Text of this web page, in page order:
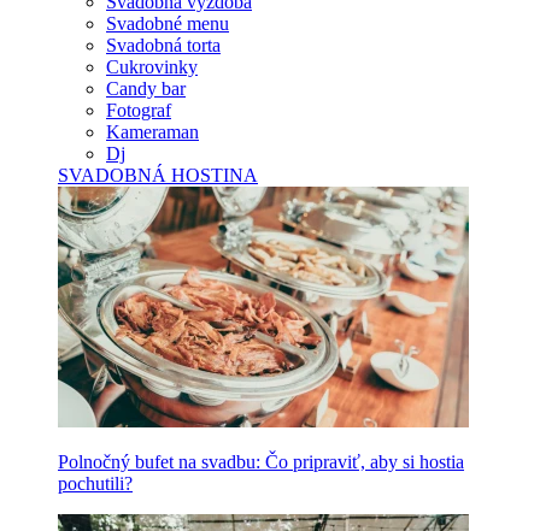
Svadobné menu
Svadobná torta
Cukrovinky
Candy bar
Fotograf
Kameraman
Dj
SVADOBNÁ HOSTINA
Polnočný bufet na svadbu: Čo pripraviť, aby si hostia
pochutili?